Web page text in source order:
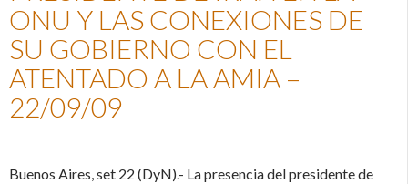
ONU Y LAS CONEXIONES DE
SU GOBIERNO CON EL
ATENTADO A LA AMIA –
22/09/09
Buenos Aires, set 22 (DyN).- La presencia del presidente de